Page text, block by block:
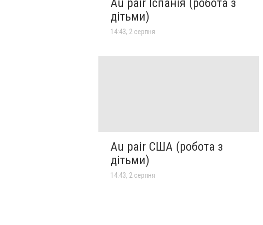
Au pair Іспанія (робота з
дітьми)
14:43, 2 серпня
Au pair США (робота з
дітьми)
14:43, 2 серпня